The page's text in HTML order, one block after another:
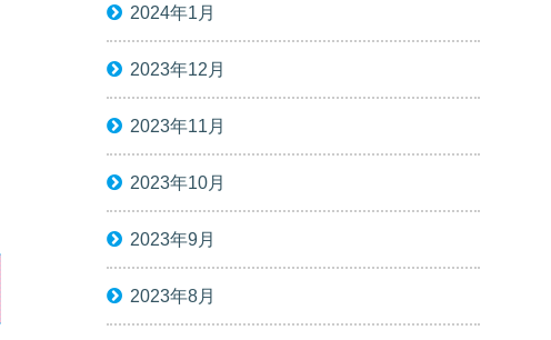
2024年1月
2023年12月
2023年11月
2023年10月
2023年9月
2023年8月